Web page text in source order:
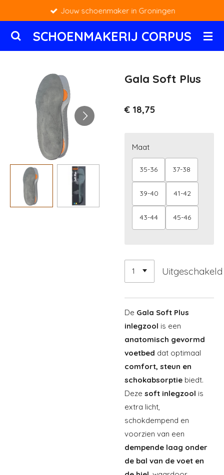
naar
de
SCHOENMAKERIJ CORPUS
Jouw schoenmaker in Groningen
Gala Soft Plus
€ 18,75
Maat
35-36 37-38
39-40 41-42
43-44 45-46
Uitgeschakeld
De Gala Soft Plus
inlegzool is een
anatomisch gevormd
voetbed dat optimaal
comfort, steun en
schokabsorptie biedt.
Deze soft inlegzool is
extra licht,
schokdempend en
voorzien van een
dempende laag onder
de bal van de voet en